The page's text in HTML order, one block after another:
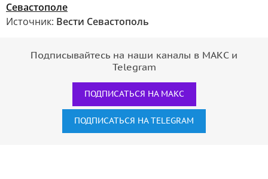
Севастополе
Источник: Вести Севастополь
Подписывайтесь на наши каналы в МАКС и
Telegram
ПОДПИСАТЬСЯ НА МАКС
ПОДПИСАТЬСЯ НА TELEGRAM